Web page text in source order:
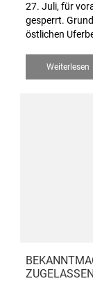
27. Juli, für
gesperrt.
östlichen
Weiterlesen